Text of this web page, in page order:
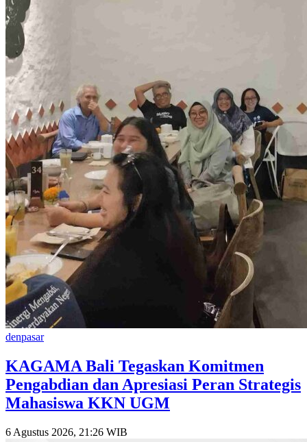
denpasar
KAGAMA Bali Tegaskan Komitmen
Pengabdian dan Apresiasi Peran Strategis
Mahasiswa KKN UGM
6 Agustus 2026, 21:26 WIB